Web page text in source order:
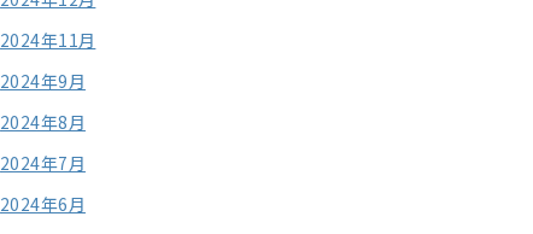
2024年11月
2024年9月
2024年8月
2024年7月
2024年6月